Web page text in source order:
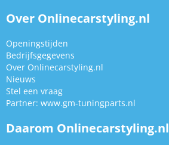
Over Onlinecarstyling.nl
Openingstijden
Bedrijfsgegevens
Over Onlinecarstyling.nl
Nieuws
Stel een vraag
Partner: www.gm-tuningparts.nl
Daarom Onlinecarstyling.nl